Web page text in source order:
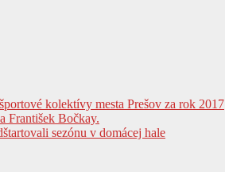
kolektívy mesta Prešov za rok 2017
František Bočkay.
sezónu v domácej hale